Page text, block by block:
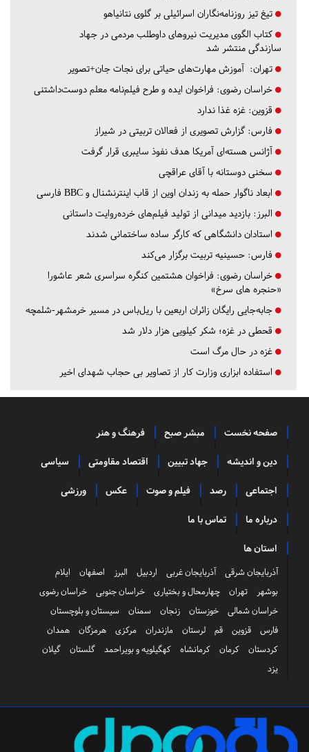
تیغ تیز روزنامه‌نگاران اسرائیلی بر گلوی نتانیاهو
کتاب الگوی مدیریت نیروهای داوطلب مردمی در جهاد
سازندگی منتشر شد
تهران: آموزش مهارت‌های حیاتی برای نجات جان+تصویر
خراسان رضوی: فراخوان ایده و طرح فیلم‌نامه معلم دوست‌داشتنی
قزوین: غزه غذا ندارد
فارس: گزارش تصویری از فعالان تربیتی در شیراز
آژانس هسته‌ای آمریکا هدف نفوذ سایبری قرار گرفت
سخنی دوستانه با آقای عراقچی
ابعاد ناگوار حمله به زندان اوین از قاب اینترنشنال و BBC فارسی
البرز: بازدید میدانی از تولید فیلم‌های خرده‌روایت داستانی
استادان دانشگاهی که کارگر ساده ساختمانی شدند
فارس: حسینیه تربیت برگزار می‌کند
خراسان رضوی: فراخوان هشتمین کنگره سراسری شعر عاشورا
«حنجره های سرخ»
جابه‌جایی رایگان زائران اربعین با ریل‌باس در مسیر خرمشهر-شلمچه
قحطی در غزه؛ شکر کیلویی هزار دلار شد
غزه در حال مرگ است
استفاده ابزاری وزارت کار از تصاویر بی حجاب شهدای اخیر
صفحه نخست مبشر صبح فرهنگ و هنر
دین و اندیشه جهاد تبیین اقتصاد مقاومتی سیاسی
اجتماعی رصد فیلم و صوت عکس ورزشی
درباره ما تماس با ما
استان ها
آذربایجان شرقی آذربایجان غربی اردبیل البرز اصفهان
ایلام
بوشهر
تهران چهارمحال و بختیاری خراسان جنوبی
خراسان رضوی
خراسان شمالی
خوزستان زنجان سمنان
سیستان و بلوچستان
فارس
قزوین قم لرستان مازندران مرکزی هرمزگان
همدان
کردستان
کرمان کرمانشاه کهگیلویه و بویراحمد گلستان
گیلان
یزد